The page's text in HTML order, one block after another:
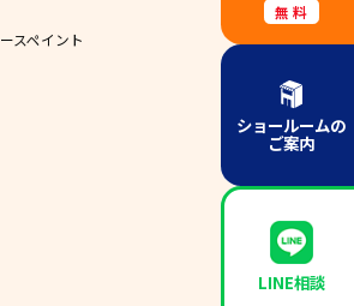
ペイント
無料
ショールームの
ご案内
LINE相談